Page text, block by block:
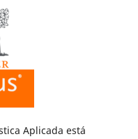
Aplicada está